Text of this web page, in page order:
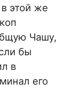
этой же
Чашу,
бы
в
его